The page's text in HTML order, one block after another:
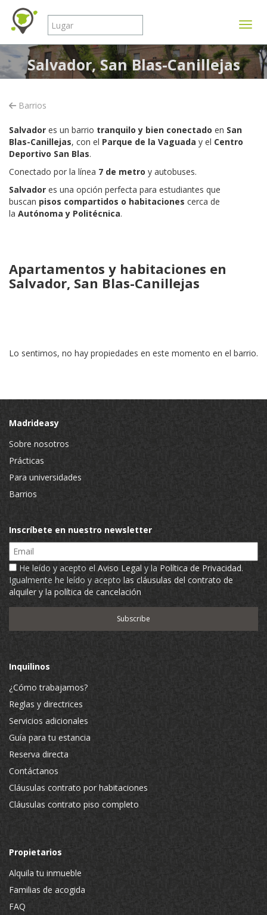
Salvador, San Blas-Canillejas
Barrios
Salvador es un barrio tranquilo y bien conectado en San
Blas-Canillejas, con el Parque de la Vaguada y el Centro
Deportivo San Blas.
Conectado por la línea 7 de metro y autobuses.
Salvador es una opción perfecta para estudiantes que
buscan pisos compartidos o habitaciones cerca de
la Autónoma y Politécnica.
Apartamentos y habitaciones en
Salvador, San Blas-Canillejas
Lo sentimos, no hay propiedades en este momento en el barrio.
Madrideasy
Sobre nosotros
Prácticas
Para universidades
Barrios
Inscríbete en nuestro newsletter
Email
He leído y acepto el Aviso Legal y la Política de Privacidad.
Igualmente he leído y acepto las cláusulas del contrato de
alquiler y la política de cancelación
Inquilinos
¿Cómo trabajamos?
Reglas y directrices
Servicios adicionales
Guía para tu estancia
Reserva directa
Contáctanos
Cláusulas contrato por habitaciones
Cláusulas contrato piso completo
Propietarios
Alquila tu inmueble
Familias de acogida
FAQ